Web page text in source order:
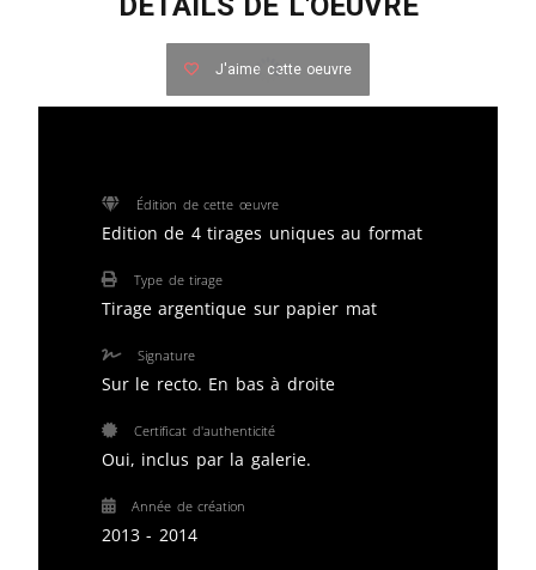
J'aime cette oeuvre
Édition de cette œuvre
Edition de 4 tirages uniques au format
Type de tirage
Tirage argentique sur papier mat
Signature
Sur le recto. En bas à droite
Certificat d'authenticité
Oui, inclus par la galerie.
Année de création
2013 - 2014